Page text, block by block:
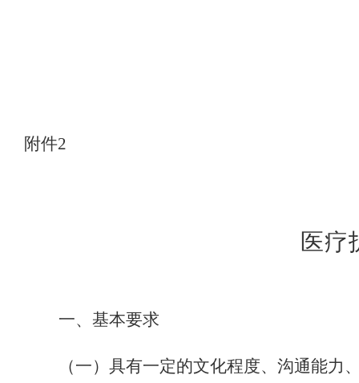
附件2
医疗
一、基本要求
（一）具有一定的文化程度、沟通能力